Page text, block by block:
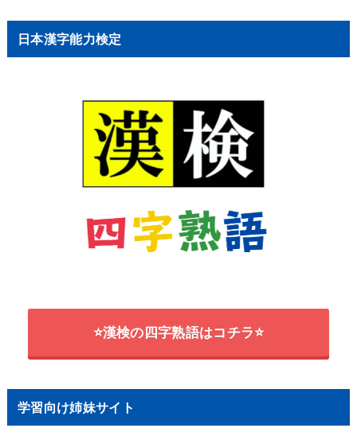
日本漢字能力検定
⭐漢検の四字熟語はコチラ⭐
学習向け姉妹サイト